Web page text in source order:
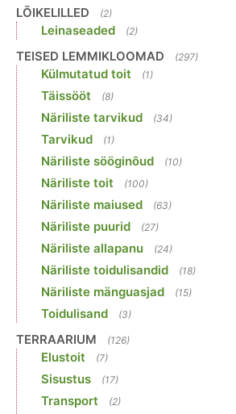
LÕIKELILLED (2)
Leinaseaded (2)
TEISED LEMMIKLOOMAD (297)
Külmutatud toit (1)
Täissööt (8)
Näriliste tarvikud (34)
Tarvikud (1)
Näriliste sööginõud (10)
Näriliste toit (100)
Näriliste maiused (63)
Näriliste puurid (27)
Näriliste allapanu (24)
Näriliste toidulisandid (18)
Näriliste mänguasjad (15)
Toidulisand (3)
TERRAARIUM (126)
Elustoit (7)
Sisustus (17)
Transport (2)